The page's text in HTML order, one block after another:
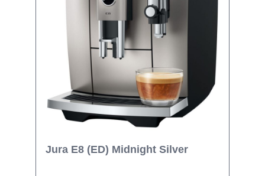
Jura E8 (ED) Midnight Silver